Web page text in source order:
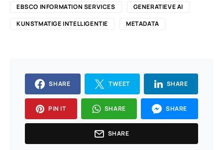
EBSCO INFORMATION SERVICES
GENERATIEVE AI
KUNSTMATIGE INTELLIGENTIE
METADATA
SHARE TWEET SHARE
PIN IT SHARE SHARE
SHARE